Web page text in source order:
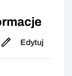
Edytuj